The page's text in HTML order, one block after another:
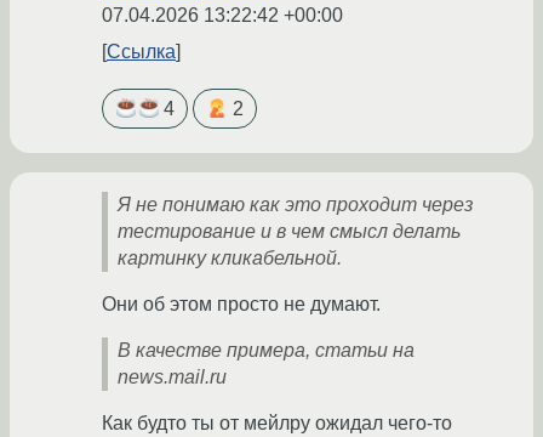
07.04.2026 13:22:42 +00:00
Ссылка
4 2
Я не понимаю как это проходит через
тестирование и в чем смысл делать
картинку кликабельной.
Они об этом просто не думают.
В качестве примера, статьи на
news.mail.ru
Как будто ты от мейлру ожидал чего-то